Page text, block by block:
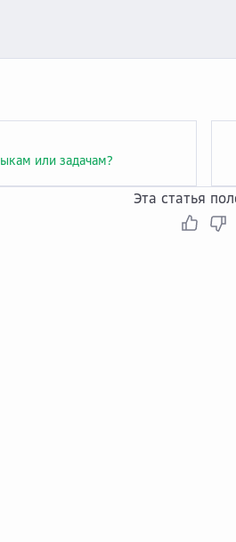
или задачам?
Эта статья